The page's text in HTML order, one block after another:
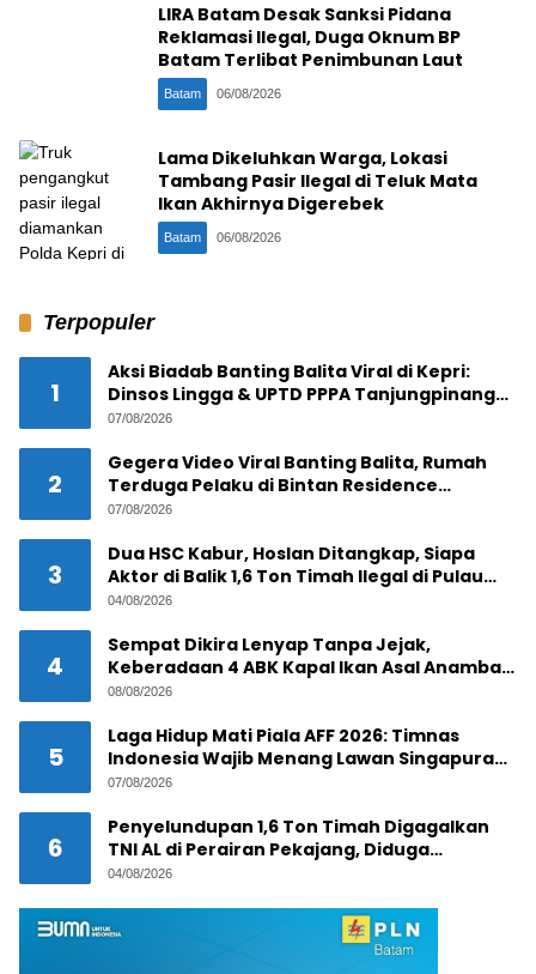
LIRA Batam Desak Sanksi Pidana
Reklamasi Ilegal, Duga Oknum BP
Batam Terlibat Penimbunan Laut
Batam 06/08/2026
Lama Dikeluhkan Warga, Lokasi
Tambang Pasir Ilegal di Teluk Mata
Ikan Akhirnya Digerebek
Batam 06/08/2026
Terpopuler
1
Aksi Biadab Banting Balita Viral di Kepri:
Dinsos Lingga & UPTD PPPA Tanjungpinang
Lacak Pelaku
07/08/2026
2
Gegera Video Viral Banting Balita, Rumah
Terduga Pelaku di Bintan Residence
Tanjungpinang Diserbu Warga
07/08/2026
3
Dua HSC Kabur, Hoslan Ditangkap, Siapa
Aktor di Balik 1,6 Ton Timah Ilegal di Pulau
Pekajang ?
04/08/2026
4
Sempat Dikira Lenyap Tanpa Jejak,
Keberadaan 4 ABK Kapal Ikan Asal Anambas
Akhirnya Terkuak!
08/08/2026
5
Laga Hidup Mati Piala AFF 2026: Timnas
Indonesia Wajib Menang Lawan Singapura
Demi Tiket Semifinal
07/08/2026
6
Penyelundupan 1,6 Ton Timah Digagalkan
TNI AL di Perairan Pekajang, Diduga
Melibatkan Jaringan Internasional
04/08/2026